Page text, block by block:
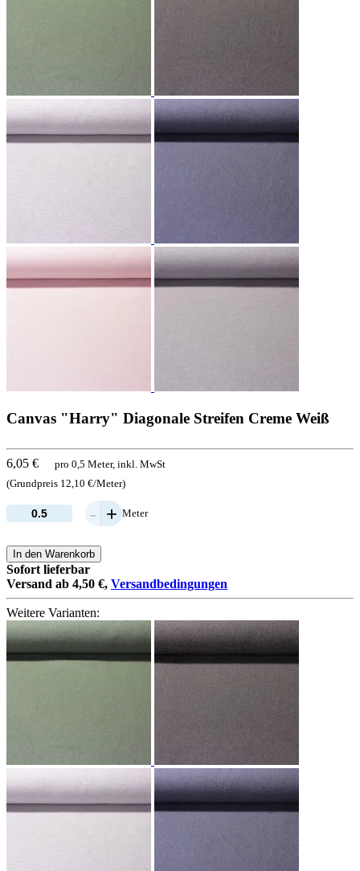
Canvas "Harry" Diagonale Streifen Creme Weiß
6,05 €
pro 0,5 Meter, inkl. MwSt
(Grundpreis 12,10 €/Meter)
- + Meter
In den Warenkorb
Sofort lieferbar
Versand ab 4,50 €, Versandbedingungen
Weitere Varianten: